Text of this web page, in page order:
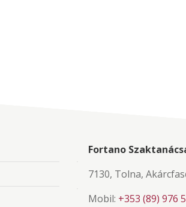
Fortano
7130, Tolna,
Mobil: +353 (89) 976